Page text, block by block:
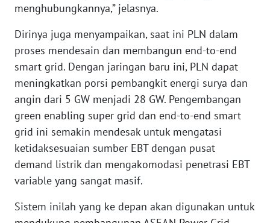
menghubungkannya,” jelasnya.
Dirinya juga menyampaikan, saat ini PLN dalam
proses mendesain dan membangun end-to-end
smart grid. Dengan jaringan baru ini, PLN dapat
meningkatkan porsi pembangkit energi surya dan
angin dari 5 GW menjadi 28 GW. Pengembangan
green enabling super grid dan end-to-end smart
grid ini semakin mendesak untuk mengatasi
ketidaksesuaian sumber EBT dengan pusat
demand listrik dan mengakomodasi penetrasi EBT
variable yang sangat masif.
Sistem inilah yang ke depan akan digunakan untuk
WN
WN
JATIM
WN
BALI
KALBAR
WN